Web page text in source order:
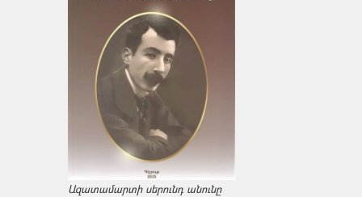
Ազատամարտի սերունդ անունը